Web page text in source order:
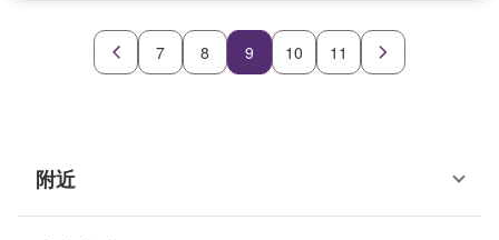
7 8 9 10 11
附近